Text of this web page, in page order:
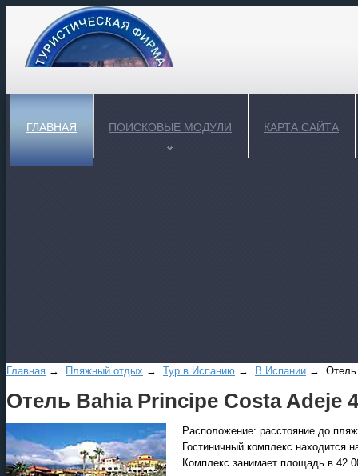
ГЛАВНАЯ ПОИСКОВЫЕ МОДУЛИ КАРТА САЙТА
Главная → Пляжный отдых → Тур в Испанию → В Испании → Отель
Отель Bahia Principe Costa Adeje
Расположение: расстояние до
Гостиничный комплекс находится
Комплекс занимает площадь в